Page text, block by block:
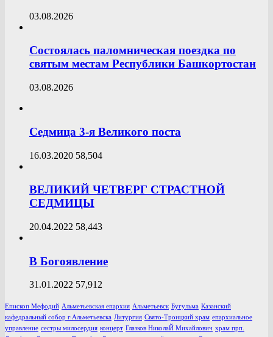
03.08.2026
Состоялась паломническая поездка по
святым местам Республики Башкортостан
03.08.2026
Седмица 3-я Великого поста
16.03.2020 58,504
ВЕЛИКИЙ ЧЕТВЕРГ СТРАСТНОЙ
СЕДМИЦЫ
20.04.2022 58,443
В Богоявление
31.01.2022 57,912
Епископ Мефодий Альметьевская епархия Альметьевск Бугульма Казанский
кафедральный собор г.Альметьевска Литургия Свято-Троицкий храм епархиальное
управление сестры милосердия концерт Глазков НиколаЙ Михайлович храм прп.